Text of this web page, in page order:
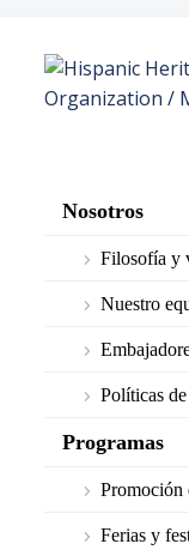
Nosotros
Filosofía y
Nuestro
Políticas
Programas
Promoción
Ferias y